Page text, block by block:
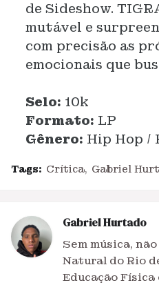
de Sideshow.
mutável e
com precisão as
emocionais que
Selo: 10k
Formato: LP
Gênero: Hip Hop /
Tags: Crítica Gabriel
Gabriel Hurtado
Sem música,
Natural do Rio
Educação Física